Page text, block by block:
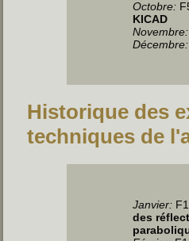
Octobre:
KICAD
Novembre:
Décembre:
Historique des
techniques de
Janvier:
des